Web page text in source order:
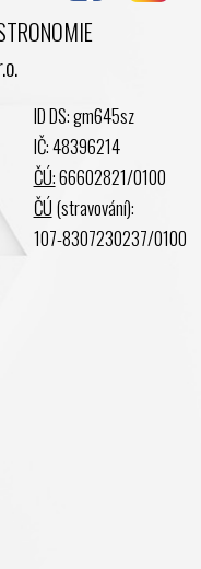
ID DS: gm645sz
IČ: 48396214
ČÚ:66602821/0100
ČÚ (stravování):
107-8307230237/0100